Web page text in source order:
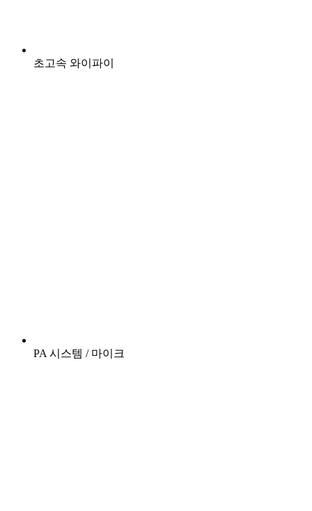
초고속 와이파이
PA 시스템 / 마이크